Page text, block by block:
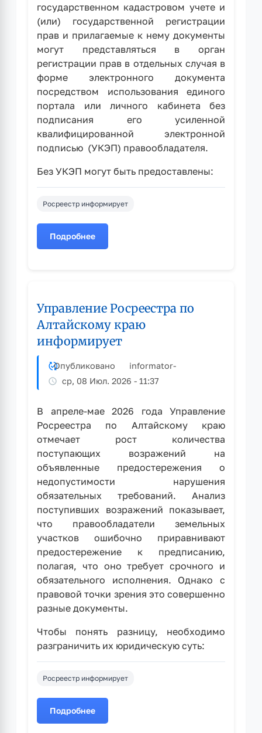
государственном кадастровом учете и
(или) государственной регистрации
прав и прилагаемые к нему документы
могут представляться в орган
регистрации прав в отдельных случая в
форме электронного документа
посредством использования единого
портала или личного кабинета без
подписания его усиленной
квалифицированной электронной
подписью (УКЭП) правообладателя.
Без УКЭП могут быть предоставлены:
Росреестр информирует
Подробнее
о
электронном
виде
можно
без
подписи
Управление Росреестра по
Алтайскому краю
информирует
Опубликовано informator-
ср, 08 Июл. 2026 - 11:37
В апреле-мае 2026 года Управление
Росреестра по Алтайскому краю
отмечает рост количества
поступающих возражений на
объявленные предостережения о
недопустимости нарушения
обязательных требований. Анализ
поступивших возражений показывает,
что правообладатели земельных
участков ошибочно приравнивают
предостережение к предписанию,
полагая, что оно требует срочного и
обязательного исполнения. Однако с
правовой точки зрения это совершенно
разные документы.
Чтобы понять разницу, необходимо
разграничить их юридическую суть:
Росреестр информирует
Подробнее
о